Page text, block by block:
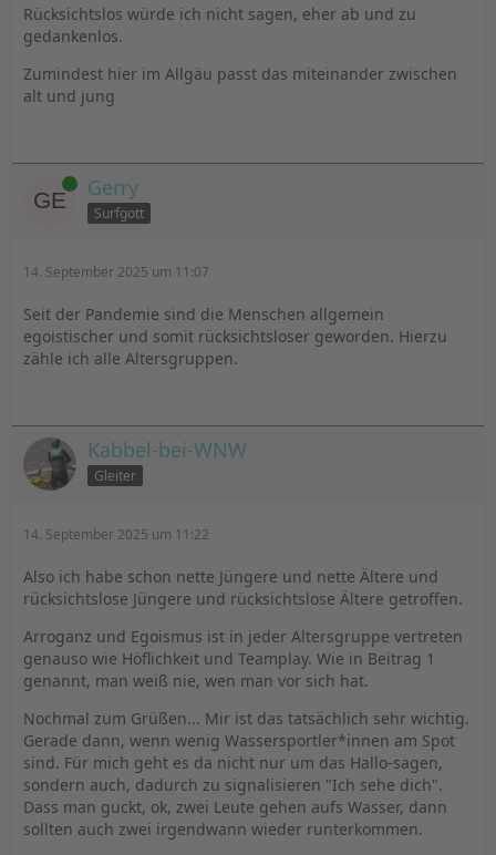
Rücksichtslos würde ich nicht sagen, eher ab und zu
gedankenlos.
Zumindest hier im Allgäu passt das miteinander zwischen
alt und jung
Online Gerry
Surfgott
14. September 2025 um 11:07
Seit der Pandemie sind die Menschen allgemein
egoistischer und somit rücksichtsloser geworden. Hierzu
zähle ich alle Altersgruppen.
Kabbel-bei-WNW
Gleiter
14. September 2025 um 11:22
Also ich habe schon nette Jüngere und nette Ältere und
rücksichtslose Jüngere und rücksichtslose Ältere getroffen.
Arroganz und Egoismus ist in jeder Altersgruppe vertreten
genauso wie Höflichkeit und Teamplay. Wie in Beitrag 1
genannt, man weiß nie, wen man vor sich hat.
Nochmal zum Grüßen... Mir ist das tatsächlich sehr wichtig.
Gerade dann, wenn wenig Wassersportler*innen am Spot
sind. Für mich geht es da nicht nur um das Hallo-sagen,
sondern auch, dadurch zu signalisieren "Ich sehe dich".
Dass man guckt, ok, zwei Leute gehen aufs Wasser, dann
sollten auch zwei irgendwann wieder runterkommen.